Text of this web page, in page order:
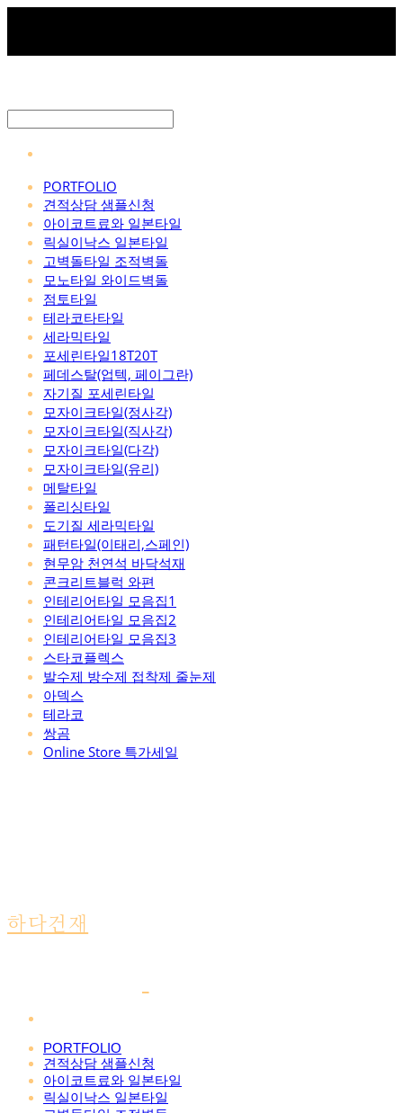
PORTFOLIO
견적상담 샘플신청
아이코트료와 일본타일
릭실이낙스 일본타일
고벽돌타일 조적벽돌
모노타일 와이드벽돌
점토타일
테라코타타일
세라믹타일
포세린타일18T20T
페데스탈(업텍, 페이그란)
자기질 포세린타일
모자이크타일(정사각)
모자이크타일(직사각)
모자이크타일(다각)
모자이크타일(유리)
메탈타일
폴리싱타일
도기질 세라믹타일
패턴타일(이태리,스페인)
현무암 천연석 바닥석재
콘크리트블럭 와편
인테리어타일 모음집1
인테리어타일 모음집2
인테리어타일 모음집3
스타코플렉스
발수제 방수제 접착제 줄눈제
아덱스
테라코
쌍곰
Online Store 특가세일
하다건재
PORTFOLIO
견적상담 샘플신청
아이코트료와 일본타일
릭실이낙스 일본타일